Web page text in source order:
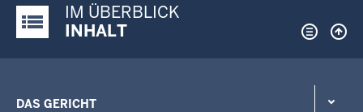
Justiz-Portal im Überblick:
IM ÜBERBLICK
INHALT
DAS GERICHT